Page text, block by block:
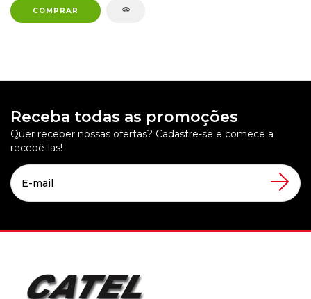
Receba todas as promoções
Quer receber nossas ofertas? Cadastre-se e comece a
recebê-las!